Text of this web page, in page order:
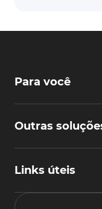
Para você
Outras
Links úteis